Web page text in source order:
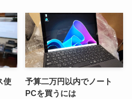
使
予算二万円以内でノート
PCを買うには